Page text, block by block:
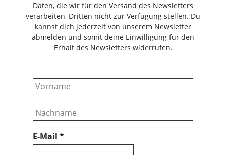
Daten, die wir für den Versand des Newsletters
verarbeiten, Dritten nicht zur Verfügung stellen. Du
kannst dich jederzeit von unserem Newsletter
abmelden und somit deine Einwilligung für den
Erhalt des Newsletters widerrufen.
E-Mail *